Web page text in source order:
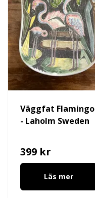
Väggfat Flamingo
- Laholm Sweden
399 kr
Läs mer